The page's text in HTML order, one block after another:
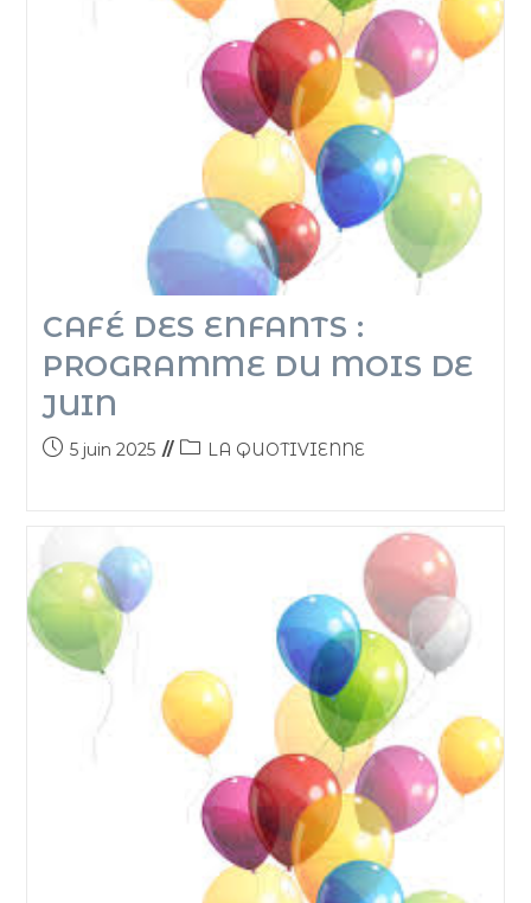
CAFÉ DES ENFANTS :
PROGRAMME DU MOIS DE
JUIN
5 juin 2025 LA QUOTIVIENNE